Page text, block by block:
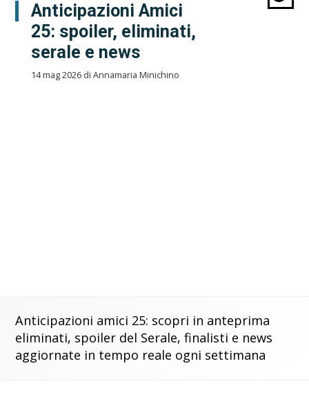
Anticipazioni Amici
25: spoiler, eliminati,
serale e news
14 mag 2026 di Annamaria Minichino
Anticipazioni amici 25: scopri in anteprima
eliminati, spoiler del Serale, finalisti e news
aggiornate in tempo reale ogni settimana